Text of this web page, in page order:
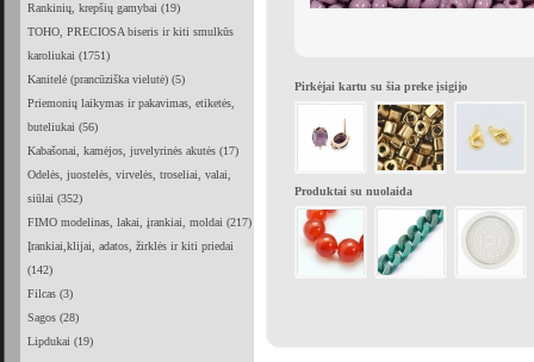
Rankinių, krepšių gamybai (19)
TOHO, PRECIOSA biseris ir kiti smulkūs
karoliukai (1751)
Kanitelė (prancūziška vielutė) (5)
Priemonių laikymas ir pakavimas, etiketės,
buteliukai (56)
Kabašonai, kamėjos, juvelyrinės akutės (17)
Odelės, juostelės, virvelės, troseliai, valai,
siūlai (352)
FIMO modelinas, lakai, įrankiai, moldai (217)
Įrankiai,klijai, adatos, žirklės ir kiti priedai
(142)
Filcas (3)
Sagos (28)
Lipdukai (19)
Pirkėjai kartu su šia preke įsigijo
Produktai su nuolaida